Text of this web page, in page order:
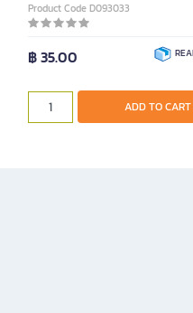
Product Code D093033
฿ 35.00
ADD TO CART